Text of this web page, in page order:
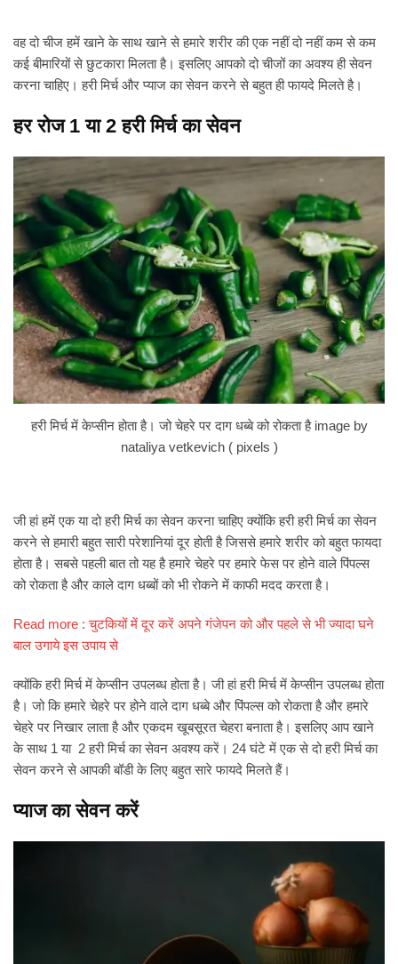
वह दो चीज हमें खाने के साथ खाने से हमारे शरीर की एक नहीं दो नहीं कम से कम
कई बीमारियों से छुटकारा मिलता है। इसलिए आपको दो चीजों का अवश्य ही सेवन
करना चाहिए। हरी मिर्च और प्याज का सेवन करने से बहुत ही फायदे मिलते है।
हर रोज 1 या 2 हरी मिर्च का सेवन
हरी मिर्च में केप्सीन होता है। जो चेहरे पर दाग धब्बे को रोकता है image by
nataliya vetkevich ( pixels )
जी हां हमें एक या दो हरी मिर्च का सेवन करना चाहिए क्योंकि हरी हरी मिर्च का सेवन
करने से हमारी बहुत सारी परेशानियां दूर होती है जिससे हमारे शरीर को बहुत फायदा
होता है। सबसे पहली बात तो यह है हमारे चेहरे पर हमारे फेस पर होने वाले पिंपल्स
को रोकता है और काले दाग धब्बों को भी रोकने में काफी मदद करता है।
Read more : चुटकियों में दूर करें अपने गंजेपन को और पहले से भी ज्यादा घने
बाल उगाये इस उपाय से
क्योंकि हरी मिर्च में केप्सीन उपलब्ध होता है। जी हां हरी मिर्च में केप्सीन उपलब्ध होता
है। जो कि हमारे चेहरे पर होने वाले दाग धब्बे और पिंपल्स को रोकता है और हमारे
चेहरे पर निखार लाता है और एकदम खूबसूरत चेहरा बनाता है। इसलिए आप खाने
के साथ 1 या 2 हरी मिर्च का सेवन अवश्य करें। 24 घंटे में एक से दो हरी मिर्च का
सेवन करने से आपकी बॉडी के लिए बहुत सारे फायदे मिलते हैं।
प्याज का सेवन करें